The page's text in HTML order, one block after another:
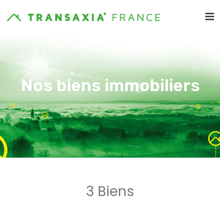
Nos biens immobiliers
3 Biens